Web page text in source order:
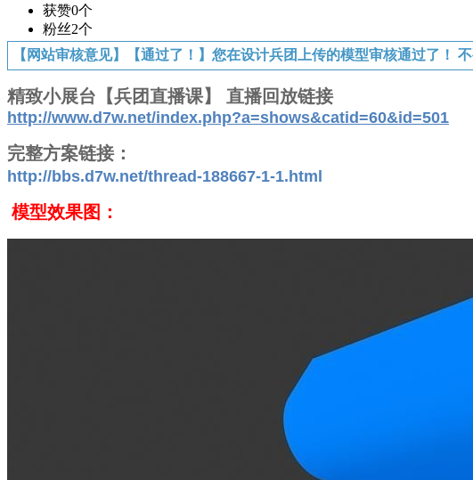
获赞0个
粉丝2个
【网站审核意见】【通过了！】您在设计兵团上传的模型审核通过了！
精致小展台【兵团直播课】 直播回放链接
http://www.d7w.net/index.php?a=shows&catid=60&id=501
完整方案链接：
http://bbs.d7w.net/thread-188667-1-1.html
模型效果图：